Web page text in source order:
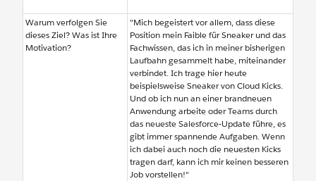
Warum verfolgen Sie
dieses Ziel? Was ist Ihre
Motivation?
"Mich begeistert vor allem, dass diese
Position mein Faible für Sneaker und das
Fachwissen, das ich in meiner bisherigen
Laufbahn gesammelt habe, miteinander
verbindet. Ich trage hier heute
beispielsweise Sneaker von Cloud Kicks.
Und ob ich nun an einer brandneuen
Anwendung arbeite oder Teams durch
das neueste Salesforce-Update führe, es
gibt immer spannende Aufgaben. Wenn
ich dabei auch noch die neuesten Kicks
tragen darf, kann ich mir keinen besseren
Job vorstellen!"